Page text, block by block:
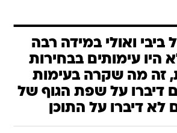
ואולי במידה רבה
היו עימותים בבחירות
זה מה שקרה בעימות
דיברו על שפת הגוף של
לא דיברו על התוכן